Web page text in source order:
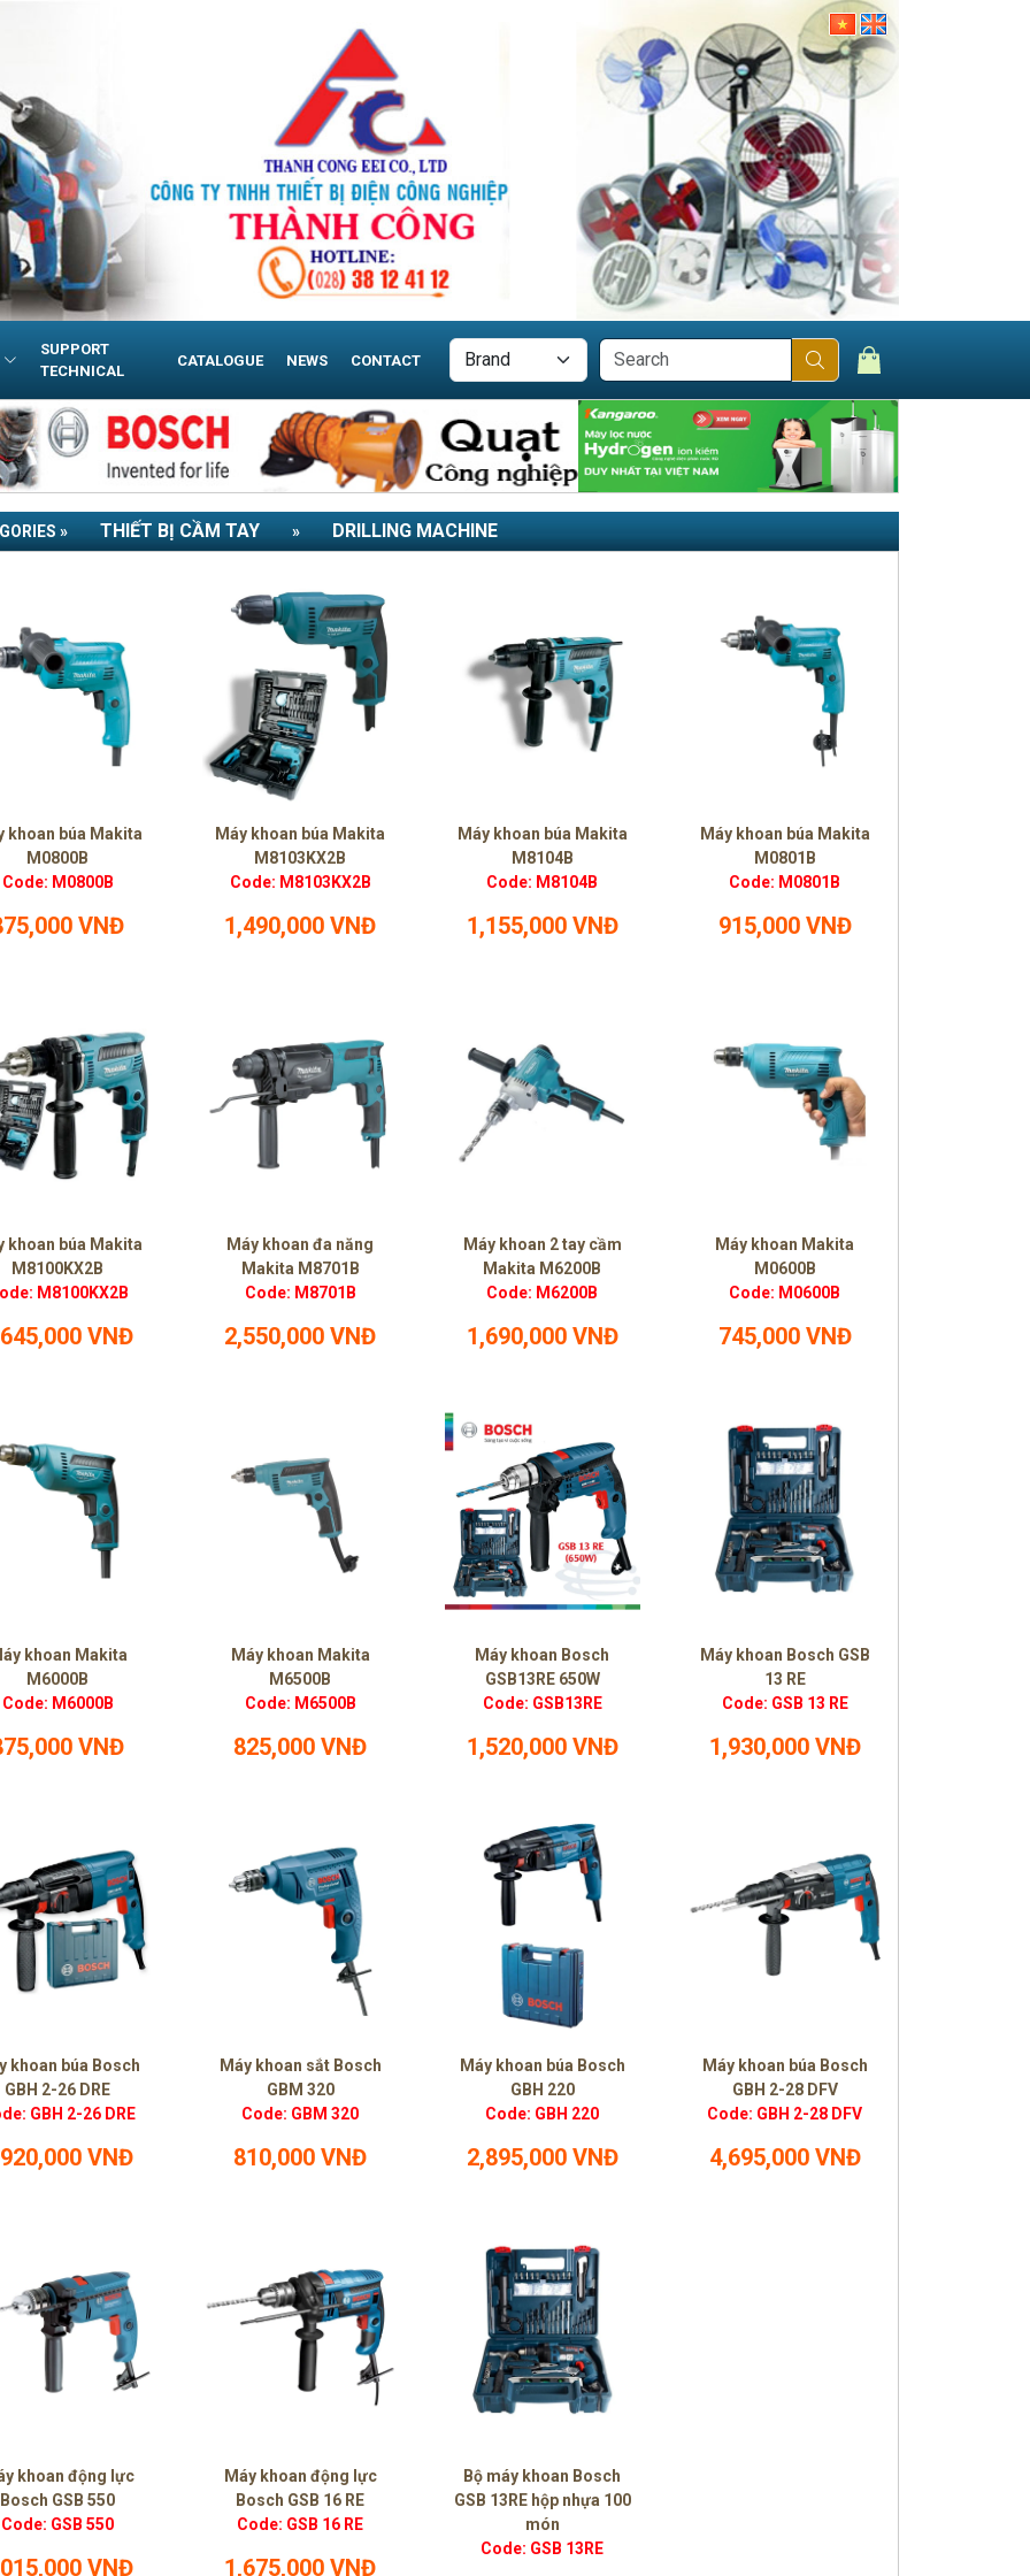
SUPPORT
TECHNICAL
CATALOGUE NEWS CONTACT
» THIẾT BỊ CẦM TAY » DRILLING MACHINE
khoan búa Makita
M0800B
Code: M0800B
VNĐ
Máy khoan búa Makita
M8103KX2B
Code: M8103KX2B
1,490,000 VNĐ
Máy khoan búa Makita
M8104B
Code: M8104B
1,155,000 VNĐ
Máy khoan búa Makita
M0801B
Code: M0801B
915,000 VNĐ
khoan búa Makita
M8100KX2B
M8100KX2B
VNĐ
Máy khoan đa năng
Makita M8701B
Code: M8701B
2,550,000 VNĐ
Máy khoan 2 tay cầm
Makita M6200B
Code: M6200B
1,690,000 VNĐ
Máy khoan Makita
M0600B
Code: M0600B
745,000 VNĐ
khoan Makita
M6000B
Code: M6000B
VNĐ
Máy khoan Makita
M6500B
Code: M6500B
825,000 VNĐ
Máy khoan Bosch
GSB13RE 650W
Code: GSB13RE
1,520,000 VNĐ
Máy khoan Bosch GSB
13 RE
Code: GSB 13 RE
1,930,000 VNĐ
khoan búa Bosch
GBH 2-26 DRE
GBH 2-26 DRE
VNĐ
Máy khoan sắt Bosch
GBM 320
Code: GBM 320
810,000 VNĐ
Máy khoan búa Bosch
GBH 220
Code: GBH 220
2,895,000 VNĐ
Máy khoan búa Bosch
GBH 2-28 DFV
Code: GBH 2-28 DFV
4,695,000 VNĐ
khoan động lực
Bosch GSB 550
Code: GSB 550
VNĐ
Máy khoan động lực
Bosch GSB 16 RE
Code: GSB 16 RE
1,675,000 VNĐ
Bộ máy khoan Bosch
GSB 13RE hộp nhựa 100
món
Code: GSB 13RE